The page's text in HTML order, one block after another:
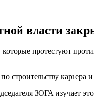
власти
протестуют
строительству карьера
ЗОГА изучает